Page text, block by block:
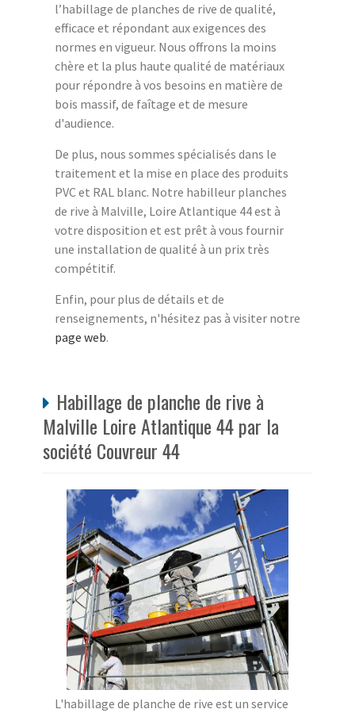
l’habillage de planches de rive de qualité,
efficace et répondant aux exigences des
normes en vigueur. Nous offrons la moins
chère et la plus haute qualité de matériaux
pour répondre à vos besoins en matière de
bois massif, de faîtage et de mesure
d'audience.
De plus, nous sommes spécialisés dans le
traitement et la mise en place des produits
PVC et RAL blanc. Notre habilleur planches
de rive à Malville, Loire Atlantique 44 est à
votre disposition et est prêt à vous fournir
une installation de qualité à un prix très
compétitif.
Enfin, pour plus de détails et de
renseignements, n'hésitez pas à visiter notre
page web.
Habillage de planche de rive à
Malville Loire Atlantique 44 par la
société Couvreur 44
L'habillage de planche de rive est un service